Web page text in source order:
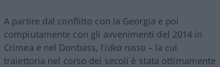
A partire dal conflitto con la Georgia e poi
compiutamente con gli avvenimenti del 2014 in
Crimea e nel Donbass, l’idea russa – la cui
traiettoria nel corso dei secoli è stata ottimamente